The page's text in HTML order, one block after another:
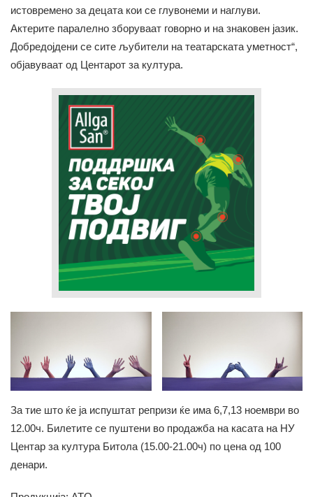
истовремено за децата кои се глувонеми и наглуви.
Актерите паралелно зборуваат говорно и на знаковен јазик.
Добредојдени се сите љубители на театарската уметност“,
објавуваат од Центарот за култура.
За тие што ќе ја испуштат репризи ќе има 6,7,13 ноември во
12.00ч. Билетите се пуштени во продажба на касата на НУ
Центар за култура Битола (15.00-21.00ч) по цена од 100
денари.